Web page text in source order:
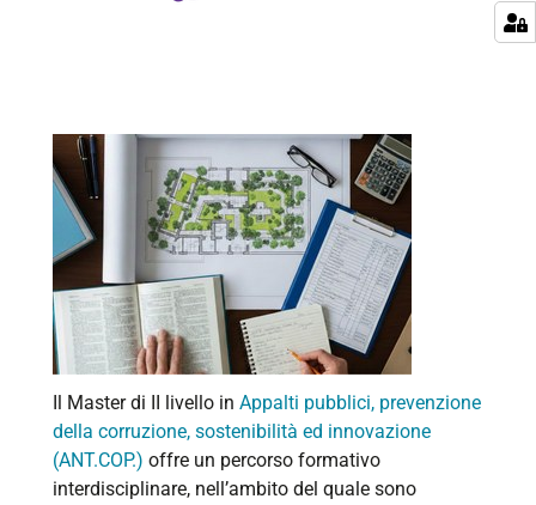
Il Master di II livello in Appalti pubblici, prevenzione
della corruzione, sostenibilità ed innovazione
(ANT.COP.) offre un percorso formativo
interdisciplinare, nell’ambito del quale sono